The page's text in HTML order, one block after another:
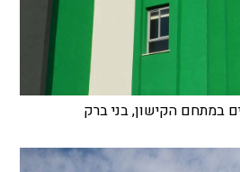
במתחם הקישון, בני ברק